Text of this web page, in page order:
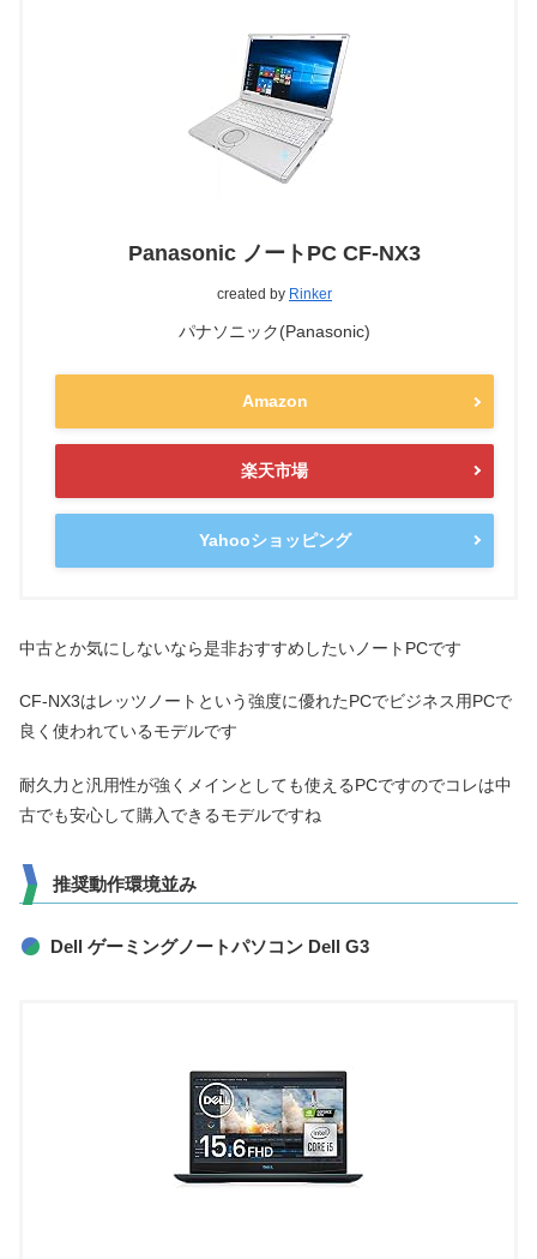
Panasonic ノートPC CF-NX3
created by Rinker
パナソニック(Panasonic)
Amazon
楽天市場
Yahooショッピング
中古とか気にしないなら是非おすすめしたいノートPCです
CF-NX3はレッツノートという強度に優れたPCでビジネス用PCで
良く使われているモデルです
耐久力と汎用性が強くメインとしても使えるPCですのでコレは中
古でも安心して購入できるモデルですね
推奨動作環境並み
Dell ゲーミングノートパソコン Dell G3